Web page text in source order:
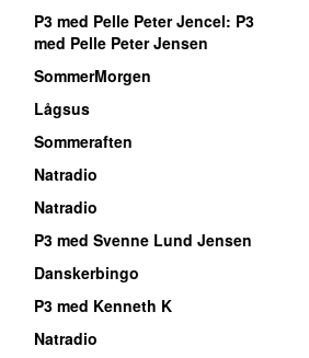
P3 med Pelle Peter Jencel: P3
med Pelle Peter Jensen
SommerMorgen
Lågsus
Sommeraften
Natradio
Natradio
P3 med Svenne Lund Jensen
Danskerbingo
P3 med Kenneth K
Natradio